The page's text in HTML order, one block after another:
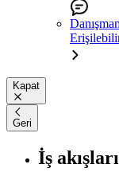
Kapat
Geri
İş akışları